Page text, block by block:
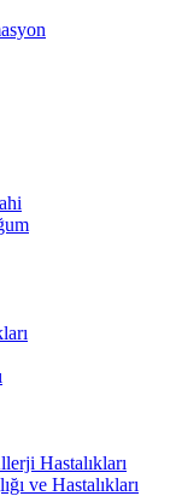
Hastalıkları
ve Hastalıkları